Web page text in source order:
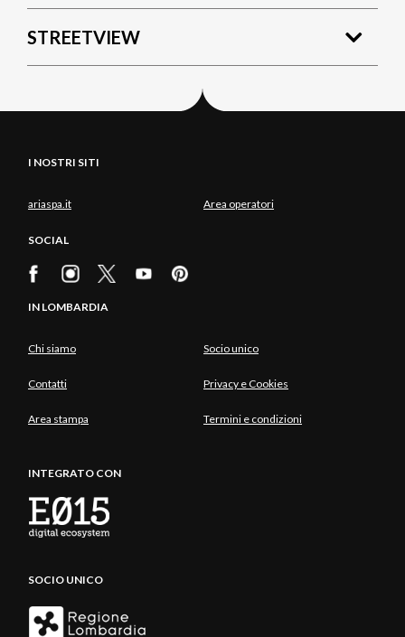
STREETVIEW
I NOSTRI SITI
ariaspa.it Area operatori
SOCIAL
IN LOMBARDIA
Chi siamo Socio unico
Contatti Privacy e Cookies
Area stampa Termini e condizioni
INTEGRATO CON
SOCIO UNICO